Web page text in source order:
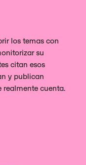
los temas con
su
citan esos
y publican
cuenta.